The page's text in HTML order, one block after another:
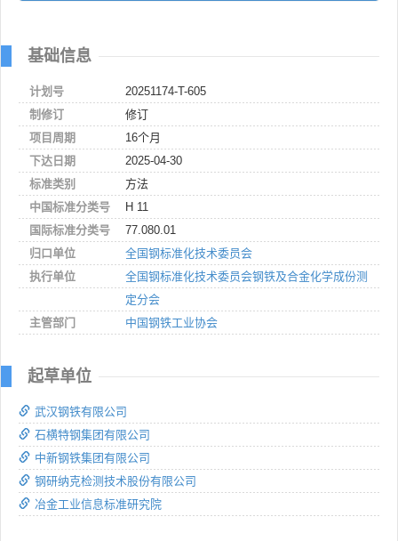
基础信息
计划号
20251174-T-605
制修订
修订
项目周期
16个月
下达日期
2025-04-30
标准类别
方法
中国标准分类号
H 11
国际标准分类号
77.080.01
归口单位
全国钢标准化技术委员会
执行单位
全国钢标准化技术委员会钢铁及合金化学成份测
定分会
主管部门
中国钢铁工业协会
起草单位
武汉钢铁有限公司
石横特钢集团有限公司
中新钢铁集团有限公司
钢研纳克检测技术股份有限公司
冶金工业信息标准研究院